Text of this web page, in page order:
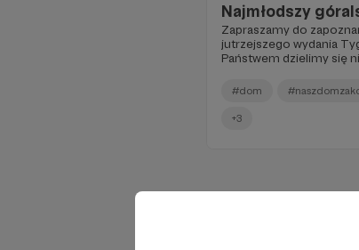
Najmłodszy
Zapraszamy do
jutrzejszego wydania
Państwem dzielimy się
#dom
+3